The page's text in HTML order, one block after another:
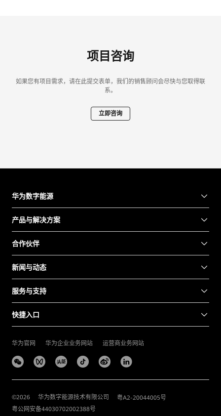
项目咨询
如果您有项目需求，请在此提交表单，我们的销售顾问会尽快与您取得联
系。
立即咨询
华为数字能源
产品与解决方案
合作伙伴
新闻与动态
服务与支持
快捷入口
华为官网 华为企业业务网站 运营商业务网站
©2026 华为数字能源技术有限公司
粤A2-20044005号
粤公网安备44030702002388号